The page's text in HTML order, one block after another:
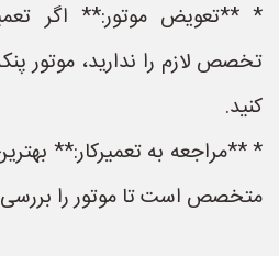
* **تعویض موتور:** اگر
تخصص لازم را ندارید، موتور
کنید.
* **مراجعه به تعمیرکار:** بهترین
متخصص است تا موتور را بررسی